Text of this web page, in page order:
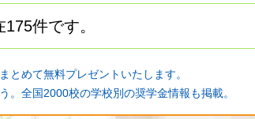
件です。
とめて無料プレゼントいたします。
全国2000校の学校別の奨学金情報も掲載。